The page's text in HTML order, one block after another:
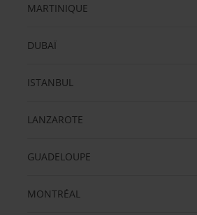
MARTINIQUE
DUBAÏ
ISTANBUL
LANZAROTE
GUADELOUPE
MONTRÉAL